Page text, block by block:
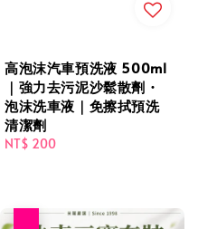
高泡沫汽車預洗液 500ml
｜強力去污泥沙鬆散劑・
泡沫洗車液｜免擦拭預洗
清潔劑
Regular
NT$ 200